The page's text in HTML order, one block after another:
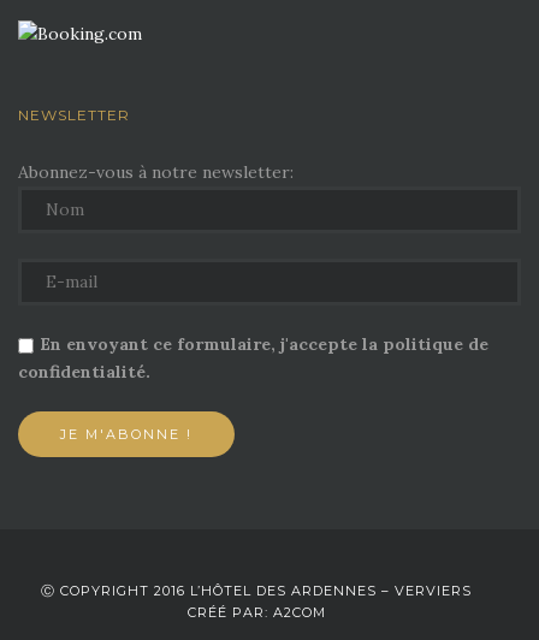
NEWSLETTER
Abonnez-vous à notre newsletter:
En envoyant ce formulaire, j'accepte la politique de
confidentialité.
Ⓒ COPYRIGHT 2016 L’HÔTEL DES ARDENNES – VERVIERS
CRÉÉ PAR: A2COM